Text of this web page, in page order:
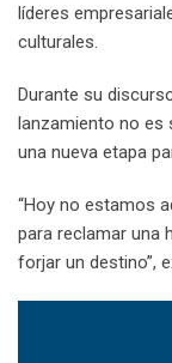
líderes
culturales.
Durante su
lanzamiento no es
una nueva etapa
“Hoy no estamos
para reclamar una
forjar un destino”,